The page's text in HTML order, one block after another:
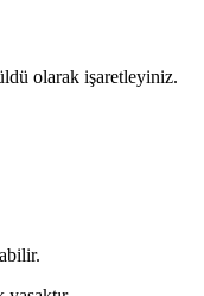
olarak işaretleyiniz.